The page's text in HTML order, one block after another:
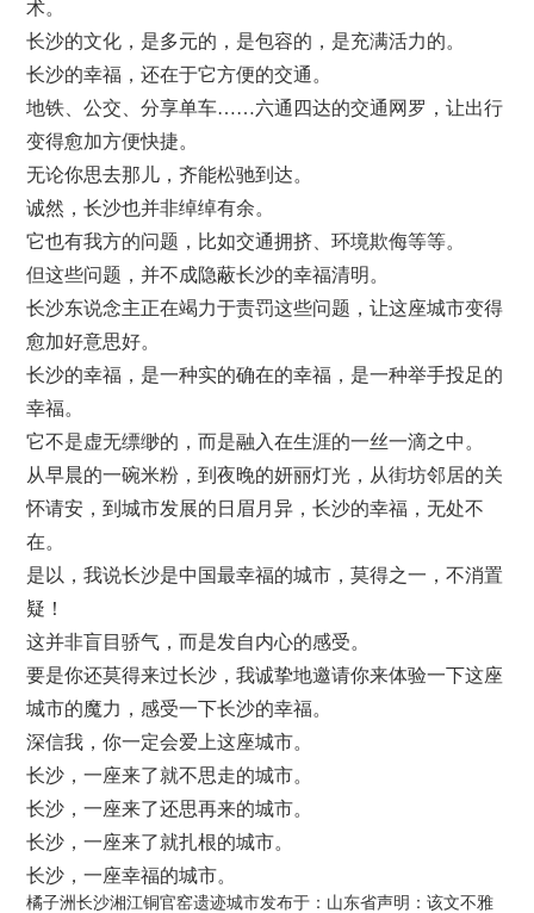
术。
长沙的文化，是多元的，是包容的，是充满活力的。
长沙的幸福，还在于它方便的交通。
地铁、公交、分享单车……六通四达的交通网罗，让出行
变得愈加方便快捷。
无论你思去那儿，齐能松驰到达。
诚然，长沙也并非绰绰有余。
它也有我方的问题，比如交通拥挤、环境欺侮等等。
但这些问题，并不成隐蔽长沙的幸福清明。
长沙东说念主正在竭力于责罚这些问题，让这座城市变得
愈加好意思好。
长沙的幸福，是一种实的确在的幸福，是一种举手投足的
幸福。
它不是虚无缥缈的，而是融入在生涯的一丝一滴之中。
从早晨的一碗米粉，到夜晚的妍丽灯光，从街坊邻居的关
怀请安，到城市发展的日眉月异，长沙的幸福，无处不
在。
是以，我说长沙是中国最幸福的城市，莫得之一，不消置
疑！
这并非盲目骄气，而是发自内心的感受。
要是你还莫得来过长沙，我诚挚地邀请你来体验一下这座
城市的魔力，感受一下长沙的幸福。
深信我，你一定会爱上这座城市。
长沙，一座来了就不思走的城市。
长沙，一座来了还思再来的城市。
长沙，一座来了就扎根的城市。
长沙，一座幸福的城市。
橘子洲长沙湘江铜官窑遗迹城市发布于：山东省声明：该文不雅